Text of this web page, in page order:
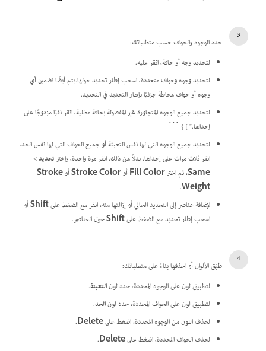
حدد الوجوه والحواف حسب متطلباتك:
لتحديد وجه أو حافة، انقر عليه.
لتحديد وجوه وحواف متعددة، اسحب إطار تحديد حولها.يتم أيضًا تضمين أي
وجوه أو حواف محاطة جزئيًا بإطار التحديد في التحديد.
لتحديد جميع الوجوه المتجاورة غير المفصولة بحافة مطلية، انقر نقرًا مزدوجًا على
إحداها." ] } ```
لتحديد جميع الوجوه التي لها نفس التعبئة أو جميع الحواف التي لها نفس الحد،
انقر ثلاث مرات على إحداها. بدلاً من ذلك، انقر مرة واحدة، واخترتحديد>
Same، ثم اخترFill ColorأوStroke ColorأوStroke
Weight
.
لإضافة عناصر إلى التحديد الحالي أو إزالتها منه، انقر مع الضغط علىShiftأو
اسحب إطار تحديد مع الضغط علىShiftحول العناصر.
طبّق الألوان أو احذفها بناءً على متطلباتك:
لتطبيق لون على الوجوه المحددة، حدد لونالتعبئة.
لتطبيق لون على الحواف المحددة، حدد لونالحد.
لحذف اللون من الوجوه المحددة، اضغط علىDelete
.
لحذف الحواف المحددة، اضغط علىDelete
.